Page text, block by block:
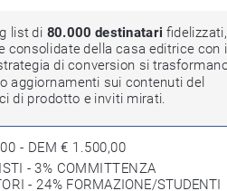
list di 80.000 destinatari fidelizzati,
della casa editrice con i
di conversion si trasformano
sui contenuti del
di prodotto e inviti mirati.
- DEM € 1.500,00
- 3% COMMITTENZA
- 24% FORMAZIONE/STUDENTI